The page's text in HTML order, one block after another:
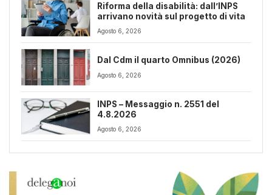
Riforma della disabilità: dall’INPS
arrivano novità sul progetto di vita
Agosto 6, 2026
Dal Cdm il quarto Omnibus (2026)
Agosto 6, 2026
INPS – Messaggio n. 2551 del
4.8.2026
Agosto 6, 2026